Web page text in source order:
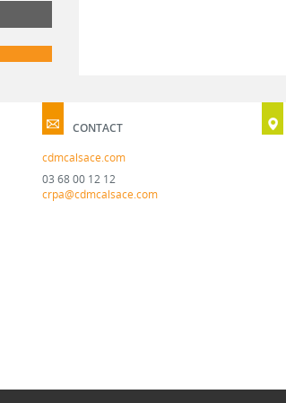
CONTACT
cdmcalsace.com
03 68 00 12 12
crpa@cdmcalsace.com